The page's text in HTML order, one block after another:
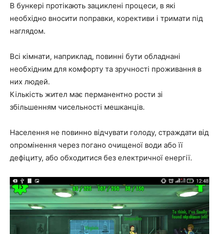
В бункері протікають зациклені процеси, в які
необхідно вносити поправки, корективи і тримати під
наглядом.
Всі кімнати, наприклад, повинні бути обладнані
необхідним для комфорту та зручності проживання в
них людей.
Кількість жител має перманентно рости зі
збільшенням чисельності мешканців.
Населення не повинно відчувати голоду, страждати від
опромінення через погано очищеної води або її
дефіциту, або обходитися без електричної енергії.